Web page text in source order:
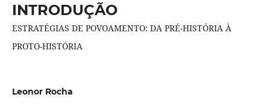
INTRODUÇÃO
ESTRATÉGIAS DE POVOAMENTO: DA PRÉ-HISTÓRIA À
PROTO-HISTÓRIA
Leonor Rocha